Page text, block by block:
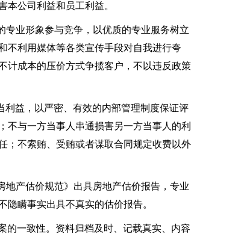
公司利益和员工利益。
专业形象参与竞争，以优质的专业服务树立
不利用媒体等各类宣传手段对自我进行夸
计成本的压价方式争揽客户，不以违反政策
益，以严密、有效的内部管理制度保证评
不与一方当事人串通损害另一方当事人的利
；不索贿、受贿或者谋取合同规定收费以外
地产估价规范》出具房地产估价报告，专业
瞒事实出具不真实的估价报告。
的一致性。资料归档及时、记载真实、内容